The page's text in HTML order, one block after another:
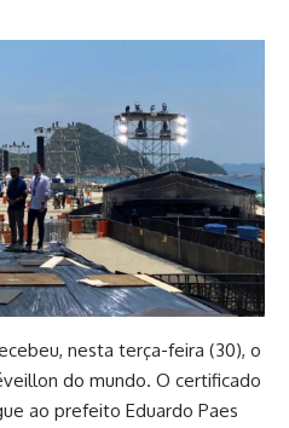
nesta terça-feira (30), o
do mundo. O certificado
ao prefeito Eduardo Paes